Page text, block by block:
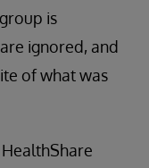
is
ignored, and
of what was